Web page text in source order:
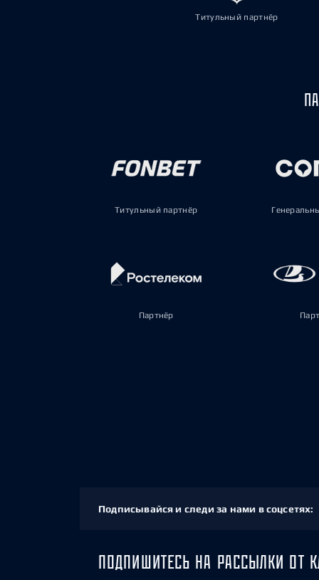
Титульный партнёр
Титульный партнёр
Партнёр
Подписывайся и следи за нами в соцсетях:
ПОДПИШИТЕСЬ НА РАССЫЛКИ ОТ